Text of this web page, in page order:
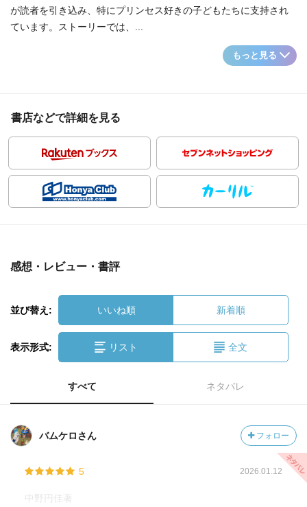
が読者を引き込み、特にプリンセス好きの子どもたちに支持され
ています。ストーリーでは、...
もっと見る
書店などで詳細を見る
感想・レビュー・書評
並び替え: いいね順 新着順
表示形式: リスト 全文
すべて ネタバレ
バムケロさん フォロー
5 2026.01.12
中野円佳著